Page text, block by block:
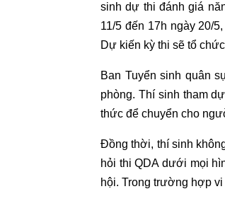
sinh dự thi đánh giá
11/5 đến 17h ngày 20/
Dự kiến kỳ thi sẽ tổ
Ban Tuyển sinh quân
phòng. Thí sinh tham
thức để chuyển cho
Đồng thời, thí sinh
hỏi thi QDA dưới mọi
hội. Trong trường hợp